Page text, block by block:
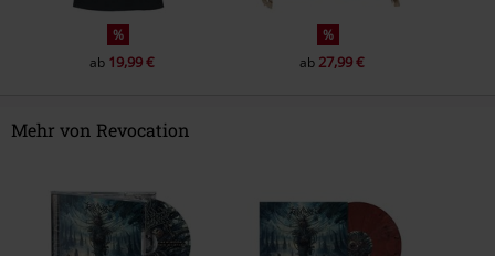
%
ab 19,99 €
%
ab 27,99 €
Mehr von Revocation